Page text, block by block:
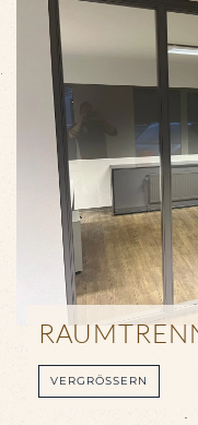
VERGRÖSSERN